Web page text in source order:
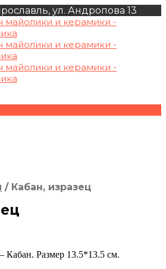
ул. Андропова 13
/Кабан, изразец
Кабан. Размер 13.5*13.5 см.